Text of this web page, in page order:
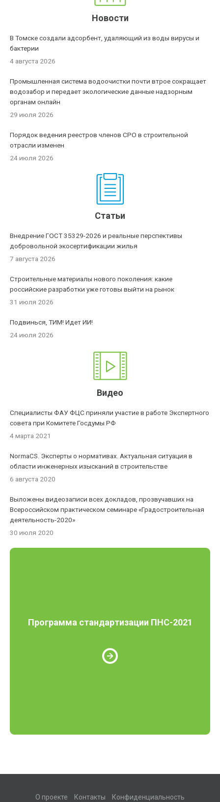
Новости
В Томске создали адсорбент, удаляющий из воды вирусы и
бактерии
4 августа 2026
Промышленная система водоочистки почти втрое сокращает
водозабор и передает экологические данные надзорным
органам онлайн
29 июля 2026
Порядок ведения реестров членов СРО в строительной
отрасли изменен
24 июля 2026
Статьи
Внедрение ГОСТ 35329-2026 и реальные перспективы
добровольной экосертификации жилья
7 августа 2026
Строительные материалы нового поколения: какие
российские разработки уже готовы выйти на рынок
31 июля 2026
Подвинься, ТИМ! Идет ИИ!
24 июля 2026
Видео
Специалисты ФАУ ФЦС приняли участие в работе Экспертного
совета при Комитете Госдумы РФ
4 марта 2021
NormaCS. Эксперты о нормативах. Актуальная ситуация в
области инженерных изысканий в строительстве
6 августа 2020
Выложены видеозаписи всех докладов, прозвучавших на
Всероссийском практическом семинаре «Градостроительная
деятельность-2020»
30 июля 2020
Программа стандартизации ПНС-2021
О проекте Контакты Конфиденциальность